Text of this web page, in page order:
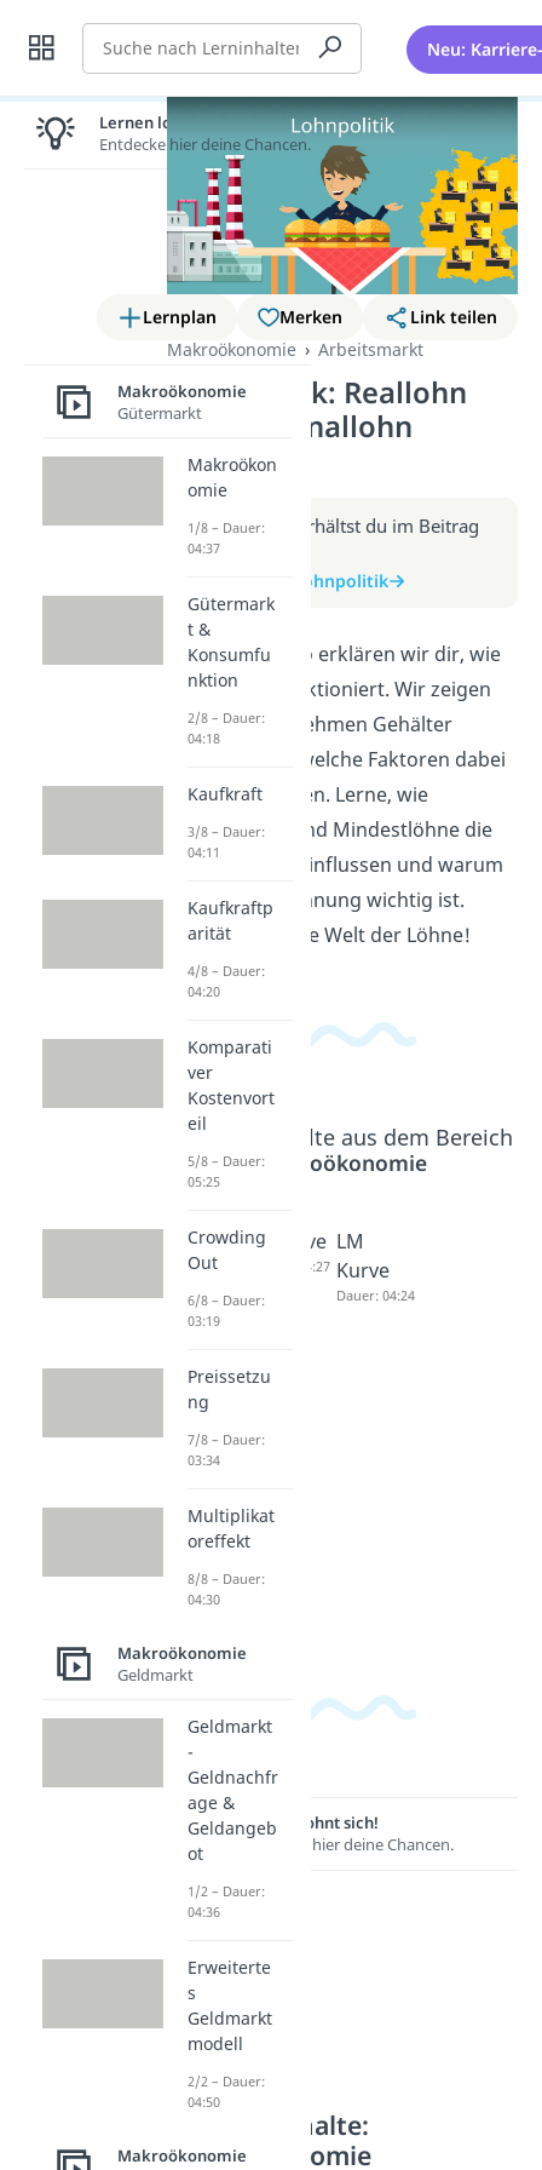
Suche Neu:
Lernplan Merken
Link teilen
Makroökonomie
Arbeitsmarkt
Lohnpolitik: Reallohn
und Nominallohn
(Video)
Weitere Infos erhältst du im Beitrag
zum Video
zum Beitrag: Lohnpolitik
In diesem Video erklären wir dir, wie
Lohnpolitik funktioniert. Wir zeigen
dir, wie Unternehmen Gehälter
festlegen und welche Faktoren dabei
eine Rolle spielen. Lerne, wie
Tarifverträge und Mindestlöhne die
Lohnpolitik beeinflussen und warum
gerechte Entlohnung wichtig ist.
Tauche ein in die Welt der Löhne!
Beliebte Inhalte aus dem Bereich
Makroökonomie
Struktur
elle
Arbeitslo
sigkeit
IS Kurve
Dauer: 04:27
LM
Kurve
Dauer: 04:24
Lernen lohnt sich!
Entdecke hier deine Chancen.
Weitere Inhalte:
Makroökonomie
Lernen lohnt sich!
Entdecke hier deine Chancen.
Makroökonomie
Gütermarkt
Makroökon
omie
1/8 – Dauer:
04:37
Gütermark
t &
Konsumfu
nktion
2/8 – Dauer:
04:18
Kaufkraft
3/8 – Dauer:
04:11
Kaufkraftp
arität
4/8 – Dauer:
04:20
Komparati
ver
Kostenvort
eil
5/8 – Dauer:
05:25
Crowding
Out
6/8 – Dauer:
03:19
Preissetzu
ng
7/8 – Dauer:
03:34
Multiplikat
oreffekt
8/8 – Dauer:
04:30
Makroökonomie
Geldmarkt
Geldmarkt
-
Geldnachfr
age &
Geldangeb
ot
1/2 – Dauer:
04:36
Erweiterte
s
Geldmarkt
modell
2/2 – Dauer:
04:50
Makroökonomie